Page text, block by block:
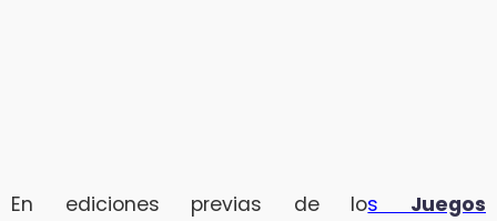
En ediciones previas de los Juegos